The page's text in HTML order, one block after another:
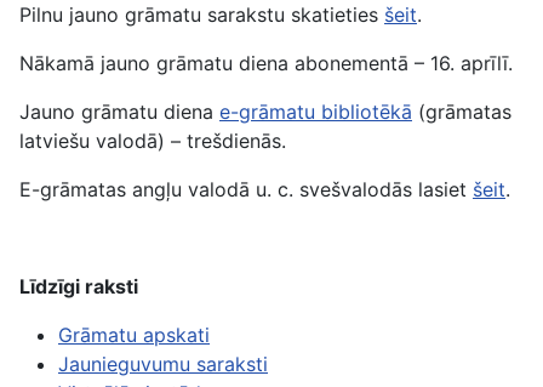
Pilnu jauno grāmatu sarakstu skatieties šeit.
Nākamā jauno grāmatu diena abonementā – 16. aprīlī.
Jauno grāmatu diena e-grāmatu bibliotēkā (grāmatas
latviešu valodā) – trešdienās.
E-grāmatas angļu valodā u. c. svešvalodās lasiet šeit.
Līdzīgi raksti
Grāmatu apskati
Jaunieguvumu saraksti